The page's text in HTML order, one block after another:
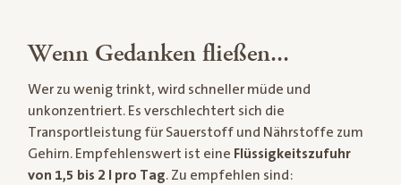
Wenn Gedanken fließen...
Wer zu wenig trinkt, wird schneller müde und
unkonzentriert. Es verschlechtert sich die
Transportleistung für Sauerstoff und Nährstoffe zum
Gehirn. Empfehlenswert ist eine Flüssigkeitszufuhr
von 1,5 bis 2 l pro Tag. Zu empfehlen sind: